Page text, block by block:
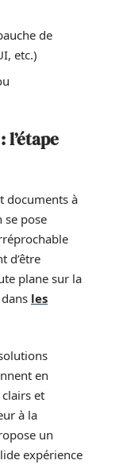
de
etc.)
l’étape
documents à
se pose
d’être
plane sur la
les
en
et
à la
un
expérience